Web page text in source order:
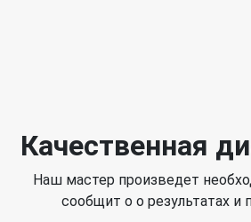
Качественная
Наш мастер произведет
сообщит о о результатах